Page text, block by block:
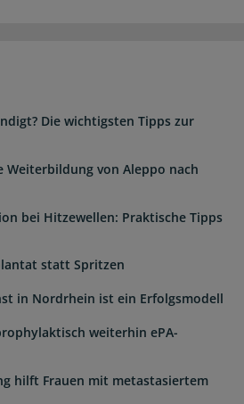
Die wichtigsten Tipps zur
Weiterbildung von Aleppo nach
bei Hitzewellen: Praktische Tipps
statt Spritzen
in Nordrhein ist ein Erfolgsmodell
weiterhin ePA-
hilft Frauen mit metastasiertem